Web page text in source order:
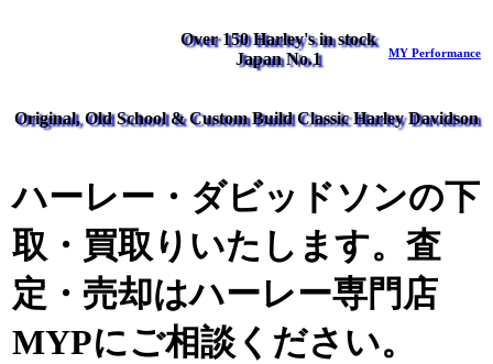
Over 150 Harley's in stock
Japan No.1
MY Performance
Original, Old School & Custom Build Classic Harley Davidson
ハーレー・ダビッドソンの下
取・買取りいたします。査
定・売却はハーレー専門店
MYPにご相談ください。